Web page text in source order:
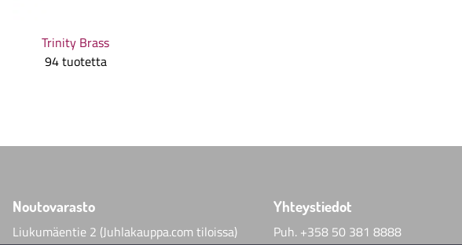
Trinity Brass
94 tuotetta
Noutovarasto
Liukumäentie 2 (Juhlakauppa.com tiloissa)
Yhteystiedot
Puh. +358 50 381 8888